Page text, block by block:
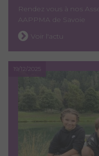
Rendez vous à nos
AAPPMA de Savoie
Voir l'actu
19/12/2025